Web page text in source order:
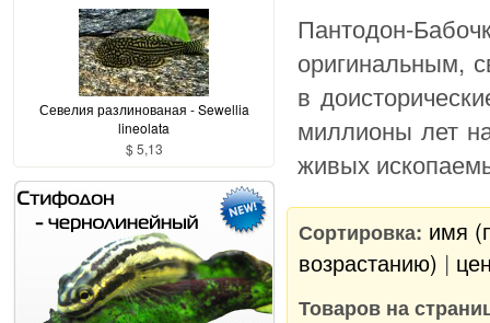
Пантодон-
оригинальным,
в
миллионы лет
живых
Сортировка: имя
возрастанию) |
Товаров на
Севелия разлинованая - Sewellia
lineolata
$ 5,13